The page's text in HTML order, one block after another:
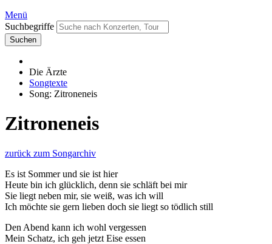
Menü
Suchbegriffe
Suchen
Die Ärzte
Songtexte
Song: Zitroneneis
Zitroneneis
zurück zum Songarchiv
Es ist Sommer und sie ist hier
Heute bin ich glücklich, denn sie schläft bei mir
Sie liegt neben mir, sie weiß, was ich will
Ich möchte sie gern lieben doch sie liegt so tödlich still
Den Abend kann ich wohl vergessen
Mein Schatz, ich geh jetzt Eise essen